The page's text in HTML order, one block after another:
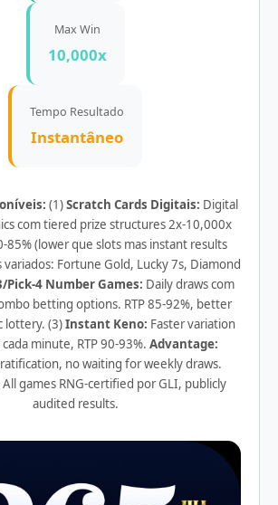
Max Win
10,000x
Tempo Resultado
Instantâneo
(1)Scratch Cards Digitais: Digital
com tiered prize structures 2x-10,000x
85% (lower que slots mas instant results
variados: Fortune Gold, Lucky 7s, Diamond
Pick-4 Number Games: Daily draws com
betting options. RTP 85-92%, better
lottery. (3)Instant Keno: Faster variation
minute, RTP 90-93%. Advantage:
no waiting for weekly draws.
All games RNG-certified por GLI, publicly
audited results.